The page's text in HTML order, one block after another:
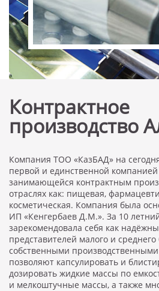
Контрактное
производство
Компания ТОО «КазБАД» на
первой и единственной
занимающейся контрактным
отраслях как: пищевая,
косметическая. Компания была
ИП «Кенгербаев Д.М.». За 10
зарекомендовала себя как
представителей малого и
собственными
позволяют капсулировать и
дозировать жидкие массы по
и мелкоштучные массы, а также